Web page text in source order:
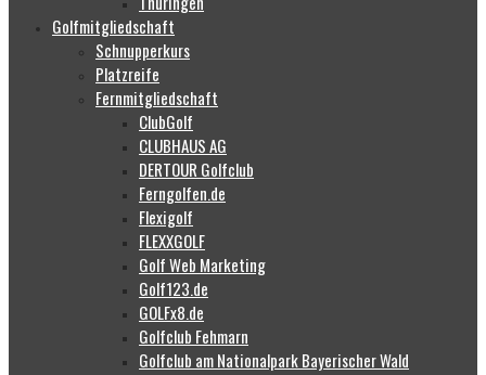
Golfmitgliedschaft
Schnupperkurs
Platzreife
Fernmitgliedschaft
ClubGolf
CLUBHAUS AG
DERTOUR Golfclub
Ferngolfen.de
Flexigolf
FLEXXGOLF
Golf Web Marketing
Golf123.de
GOLFx8.de
Golfclub Fehmarn
Golfclub am Nationalpark Bayerischer Wald